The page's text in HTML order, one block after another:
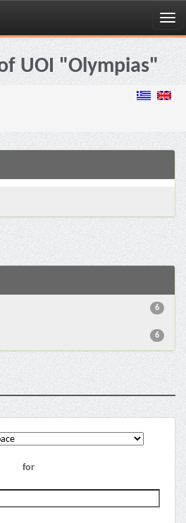
UOI "Olympias"
6
6
for